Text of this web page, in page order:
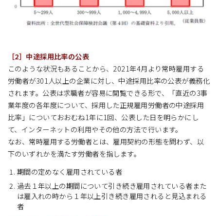
［2］中途採用比率の公表
このような状況もあることから、2021年4月より常時雇用する
労働者が301人以上の企業に対し、中途採用比率の公表が義務化
されます。公表は求職者が容易に閲覧できる形で、「直近の3事
業年度の各年度について、採用した正規雇用労働者の中途採用
比率」についておおむね1年に1回、公表した日を明らかにし
て、インターネットの利用やその他の方法で行います。
なお、常時雇用する労働者とは、雇用契約の形態を問わず、以
下のいずれかを満たす労働者を指します。
期間の定めなく雇用されている者
過去１年以上の期間について引き続き雇用されている者また
は雇入れの時から１年以上引き続き雇用されると見込まれる
者